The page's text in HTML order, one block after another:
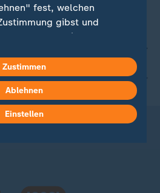
fest, welchen
gibst und
Datenschutzeinstellungen
widerrufen oder ändern.
findest du in unserer
Zustimmen
Ablehnen
Einstellen